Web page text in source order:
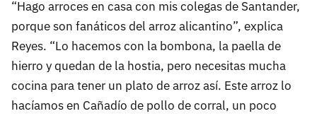
“Hago arroces en casa con mis colegas de Santander,
porque son fanáticos del arroz alicantino”, explica
Reyes. “Lo hacemos con la bombona, la paella de
hierro y quedan de la hostia, pero necesitas mucha
cocina para tener un plato de arroz así. Este arroz lo
hacíamos en Cañadío de pollo de corral, un poco